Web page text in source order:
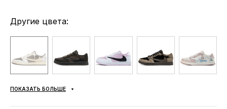
Другие цвета:
ПОКАЗАТЬ БОЛЬШЕ